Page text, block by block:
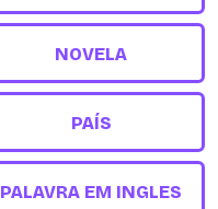
NOVELA
PAÍS
PALAVRA EM INGLES